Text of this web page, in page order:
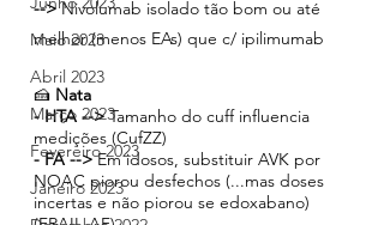
Maio 2023
Abril 2023
Março 2023
Fevereiro 2023
Janeiro 2023
--> Nivolumab isolado tão bom ou até
melhor (menos EAs) que c/ ipilimumab
🍰 Nata
- HTA --> Tamanho do cuff influencia
medições (CufZZ)
- FA --> Em idosos, substituir AVK por
NOAC piorou desfechos (...mas doses
incertas e não piorou se edoxabano)